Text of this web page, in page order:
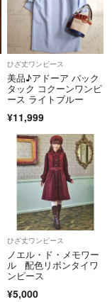
ひざ丈ワンピース
美品♪アドーア バック
タック コクーンワンピ
ース ライトブルー
¥11,999
ひざ丈ワンピース
ノエル・ド・メモワー
ル 配色リボンタイワ
ンピース
¥5,000